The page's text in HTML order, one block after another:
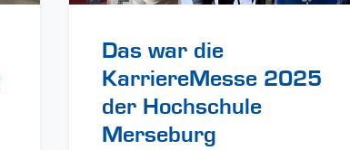
Das war die
KarriereMesse 2025
der Hochschule
Merseburg